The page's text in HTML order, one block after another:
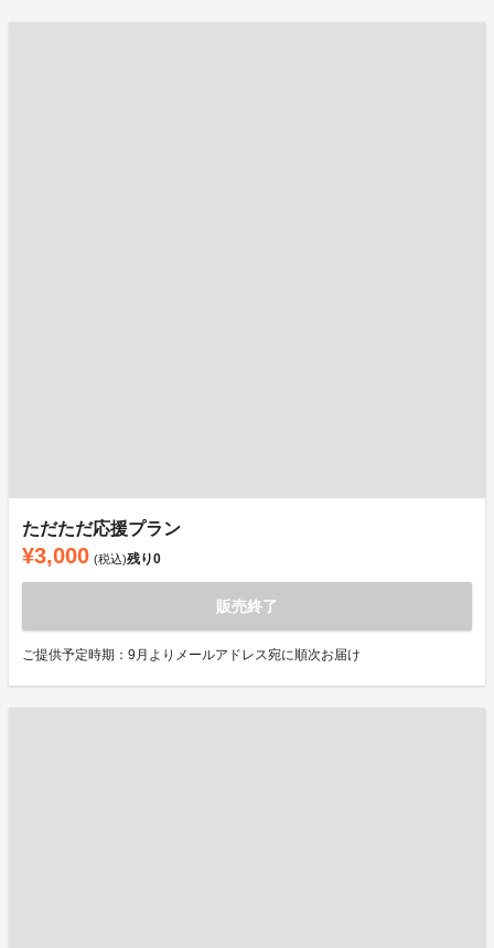
ただただ応援プラン
¥3,000 (税込)残り0
販売終了
ご提供予定時期：9月よりメールアドレス宛に順次お届け